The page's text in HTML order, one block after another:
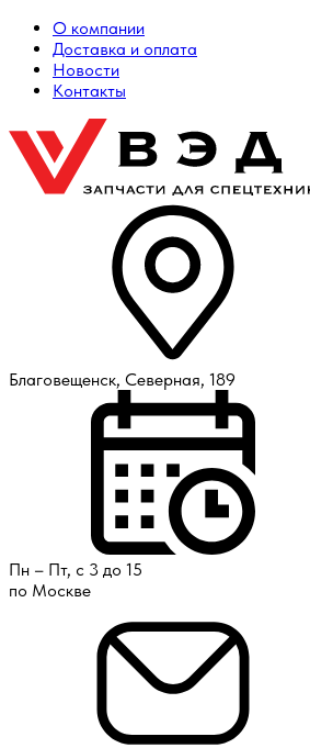
О компании
Доставка и оплата
Новости
Контакты
Благовещенск, Северная, 189
Пн – Пт, с 3 до 15
по Москве